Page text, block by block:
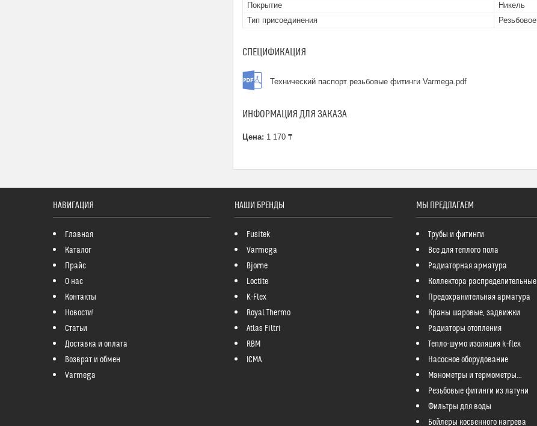
Покрытие
Никель
Тип присоединения
Резьбовое
СПЕЦИФИКАЦИЯ
Технический паспорт резьбовые фитинги Varmega.pdf
ИНФОРМАЦИЯ ДЛЯ ЗАКАЗА
Цена: 1 170 ₸
НАВИГАЦИЯ
Главная
Каталог
Прайс
О нас
Контакты
Новости!
Статьи
Доставка и оплата
Возврат и обмен
Varmega
НАШИ БРЕНДЫ
Fusitek
Varmega
Bjorne
Loctite
K-Flex
Royal Thermo
Atlas Filtri
RBM
ICMA
МЫ ПРЕДЛАГАЕМ
Трубы и фитинги
Все для теплого пола
Радиаторная арматура
Коллектора распределительные
Предохранительная арматура
Краны шаровые, задвижки
Радиаторы отопления
Тепло-шумо изоляция k-flex
Насосное оборудование
Манометры и термометры...
Резьбовые фитинги из латуни
Фильтры для воды
Бойлеры косвенного нагрева